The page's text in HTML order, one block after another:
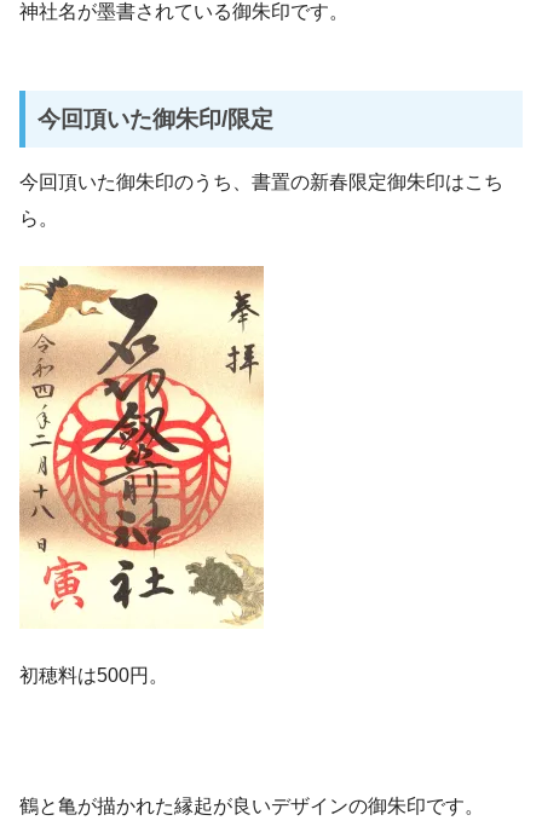
神社名が墨書されている御朱印です。
今回頂いた御朱印/限定
今回頂いた御朱印のうち、書置の新春限定御朱印はこち
ら。
初穂料は500円。
鶴と亀が描かれた縁起が良いデザインの御朱印です。